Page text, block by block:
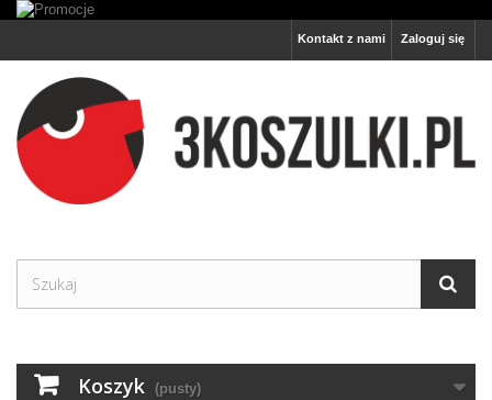
Zaloguj się
Kontakt z nami
Koszyk (pusty)